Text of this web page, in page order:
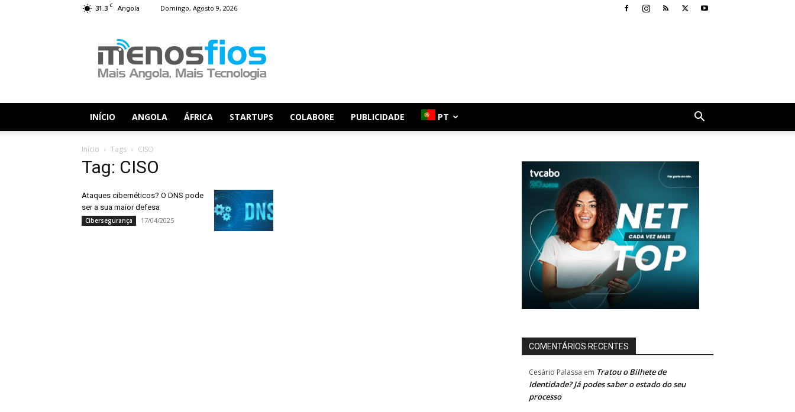
31.3 C Angola Domingo, Agosto 9, 2026
Fios
INÍCIO ANGOLA ÁFRICA STARTUPS COLABORE PUBLICIDADE PT
Início Tags CISO
Tag: CISO
Ataques cibernéticos? O DNS pode
ser a sua maior defesa
Cibersegurança 17/04/2025
COMENTÁRIOS RECENTES
Cesário Palassa em Tratou o Bilhete de
Identidade? Já podes saber o estado do seu
processo